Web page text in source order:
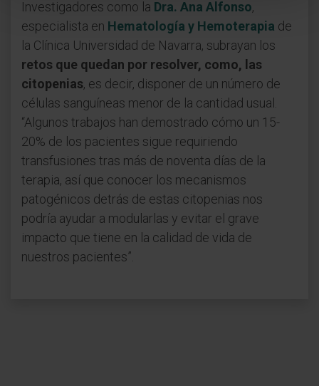
Investigadores como la Dra. Ana Alfonso,
especialista en Hematología y Hemoterapia de
la Clínica Universidad de Navarra, subrayan los
retos que quedan por resolver, como, las
citopenias, es decir, disponer de un número de
células sanguíneas menor de la cantidad usual.
“Algunos trabajos han demostrado cómo un 15-
20% de los pacientes sigue requiriendo
transfusiones tras más de noventa días de la
terapia, así que conocer los mecanismos
patogénicos detrás de estas citopenias nos
podría ayudar a modularlas y evitar el grave
impacto que tiene en la calidad de vida de
nuestros pacientes”.